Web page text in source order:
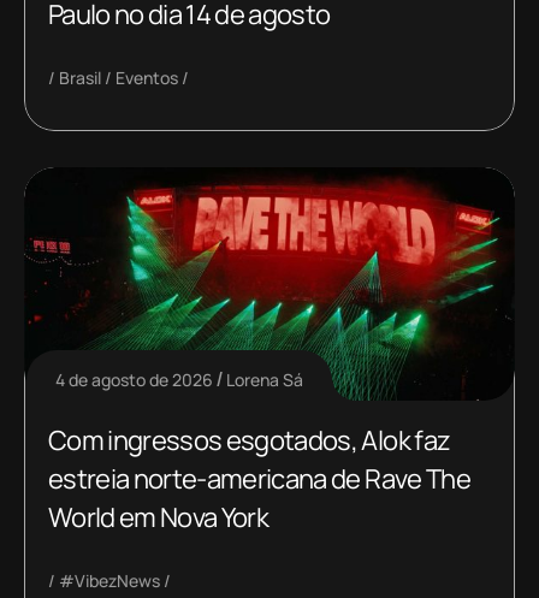
Paulo no dia 14 de agosto
Brasil Eventos
4 de agosto de 2026 Lorena Sá
Com ingressos esgotados, Alok faz
estreia norte-americana de Rave The
World em Nova York
#VibezNews